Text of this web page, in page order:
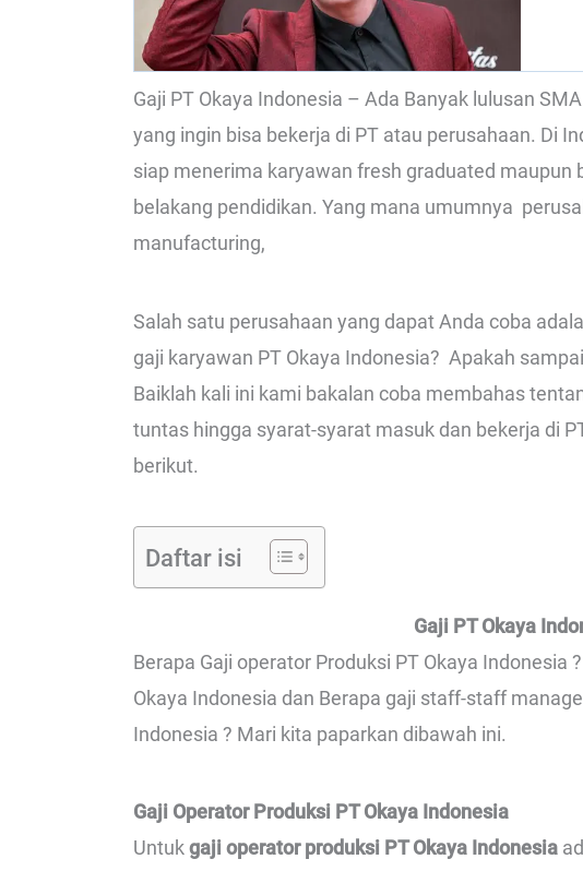
Gaji PT Okaya Indonesia – Ada Banyak lulusan
yang ingin bisa bekerja di PT atau perusahaan. Di
siap menerima karyawan fresh graduated maupun
belakang pendidikan. Yang mana umumnya
manufacturing,
Salah satu perusahaan yang dapat Anda coba
gaji karyawan PT Okaya Indonesia? Apakah
Baiklah kali ini kami bakalan coba membahas
tuntas hingga syarat-syarat masuk dan bekerja di
berikut.
Daftar isi
Gaji PT Okaya
Berapa Gaji operator Produksi PT Okaya Indonesia
Okaya Indonesia dan Berapa gaji staff-staff
Indonesia ? Mari kita paparkan dibawah ini.
Gaji Operator Produksi PT Okaya Indonesia
Untukgaji operator produksi PT Okaya Indonesia